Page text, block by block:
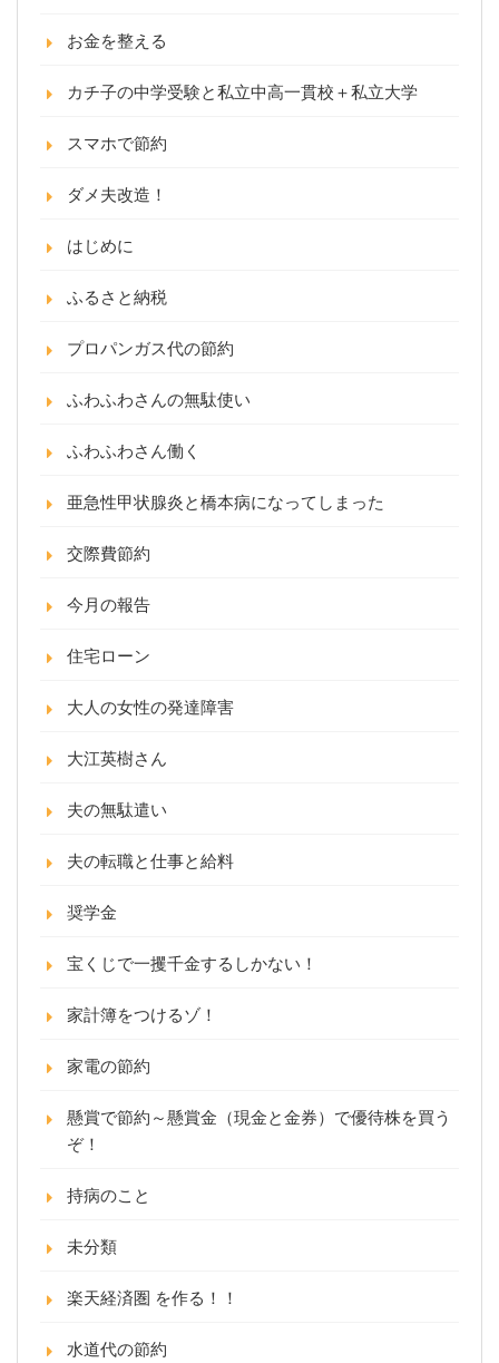
お金を整える
カチ子の中学受験と私立中高一貫校＋私立大学
スマホで節約
ダメ夫改造！
はじめに
ふるさと納税
プロパンガス代の節約
ふわふわさんの無駄使い
ふわふわさん働く
亜急性甲状腺炎と橋本病になってしまった
交際費節約
今月の報告
住宅ローン
大人の女性の発達障害
大江英樹さん
夫の無駄遣い
夫の転職と仕事と給料
奨学金
宝くじで一攫千金するしかない！
家計簿をつけるゾ！
家電の節約
懸賞で節約～懸賞金（現金と金券）で優待株を買う
ぞ！
持病のこと
未分類
楽天経済圏 を作る！！
水道代の節約